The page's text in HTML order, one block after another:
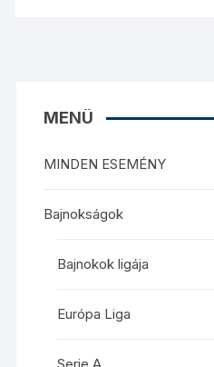
MENÜ
MINDEN ESEMÉNY
Bajnokságok
Bajnokok ligája
Európa Liga